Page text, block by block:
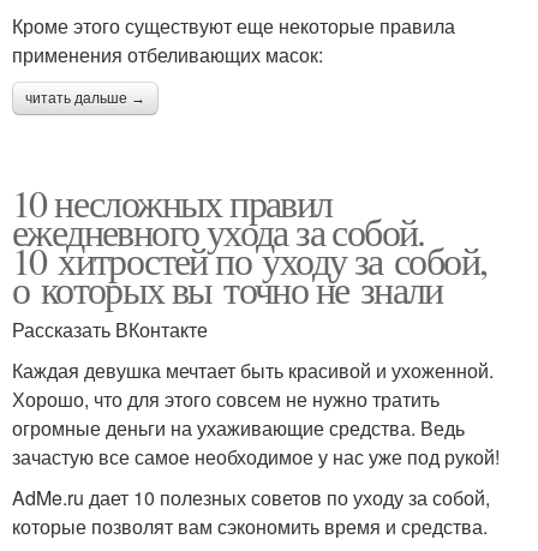
Кроме этого существуют еще некоторые правила
применения отбеливающих масок:
читать дальше →
10 несложных правил
ежедневного ухода за собой.
10 хитростей по уходу за собой,
о которых вы точно не знали
Рассказать ВКонтакте
Каждая девушка мечтает быть красивой и ухоженной.
Хорошо, что для этого совсем не нужно тратить
огромные деньги на ухаживающие средства. Ведь
зачастую все самое необходимое у нас уже под рукой!
AdMe.ru дает 10 полезных советов по уходу за собой,
которые позволят вам сэкономить время и средства.